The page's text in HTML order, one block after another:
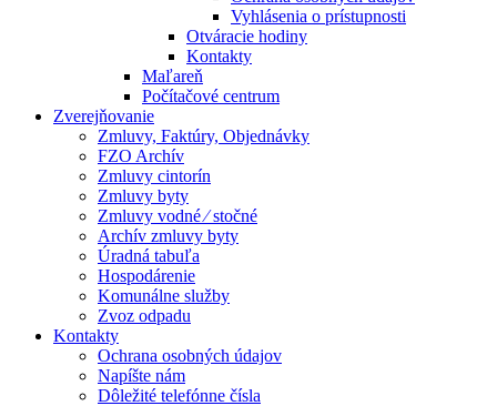
Vyhlásenia o prístupnosti
Otváracie hodiny
Kontakty
Maľareň
Počítačové centrum
Zverejňovanie
Zmluvy, Faktúry, Objednávky
FZO Archív
Zmluvy cintorín
Zmluvy byty
Zmluvy vodné ⁄ stočné
Archív zmluvy byty
Úradná tabuľa
Hospodárenie
Komunálne služby
Zvoz odpadu
Kontakty
Ochrana osobných údajov
Napíšte nám
Dôležité telefónne čísla